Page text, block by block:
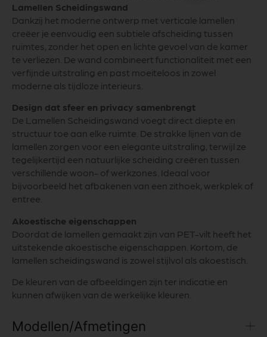
Lamellen Scheidingswand
Dankzij het moderne ontwerp met verticale lamellen
creëer je eenvoudig een subtiele afscheiding tussen
ruimtes, zonder het open en lichte gevoel van de kamer
te verliezen. De wand combineert functionaliteit met een
verfijnde uitstraling en past moeiteloos in zowel
moderne als tijdloze interieurs.
Design dat sfeer en privacy samenbrengt
De Lamellen Scheidingswand voegt direct diepte en
structuur toe aan elke ruimte. De strakke lijnen van de
lamellen zorgen voor een elegante uitstraling, terwijl ze
tegelijkertijd een natuurlijke scheiding creëren tussen
verschillende woon- of werkzones. Ideaal voor
bijvoorbeeld het afbakenen van een zithoek, werkplek of
entree.
Akoestische eigenschappen
Doordat de lamellen gemaakt zijn van PET-vilt heeft het
uitstekende akoestische eigenschappen. Kortom, de
lamellen scheidingswand is zowel stijlvol als akoestisch.
De kleuren van de afbeeldingen zijn ter indicatie en
kunnen afwijken van de werkelijke kleuren.
Modellen/Afmetingen